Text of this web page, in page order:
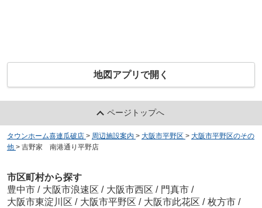
地図アプリで開く
ページトップへ
タウンホーム喜連瓜破店 > 周辺施設案内 > 大阪市平野区 > 大阪市平野区のその
他 > 吉野家 南港通り平野店
市区町村から探す
豊中市 / 大阪市浪速区 / 大阪市西区 / 門真市 /
大阪市東淀川区 / 大阪市平野区 / 大阪市此花区 / 枚方市 /